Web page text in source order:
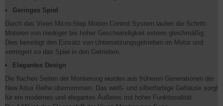
Geringes Spiel
Durch das Vixen Micro-Step Motion Control System laufen die Schritt-
Motoren von niedriger bis hoher Geschwindigkeit extrem gleichmäßig.
Dies beseitigt den Einsatz von Untersetzungsgetrieben im Motor und
verringert so das Spiel in den Getrieben.
Elegantes Design
Die flachen Seiten der Montierung wurden aus früheren Generationen der
New Atlux Reihe übernommen. Das weiß- und silberfarbige Gehäuse sorgt
für ein modernes und elegantes Äußeres mit hoher Funktionalität.